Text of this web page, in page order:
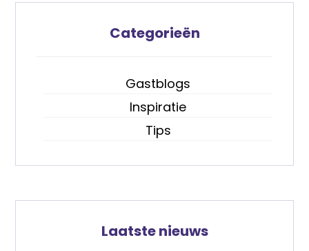
Categorieën
Gastblogs
Inspiratie
Tips
Laatste nieuws